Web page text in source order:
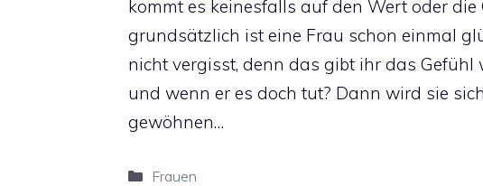
kommt es keinesfalls auf den Wert oder die
grundsätzlich ist eine Frau schon einmal
nicht vergisst, denn das gibt ihr das
und wenn er es doch tut? Dann wird sie
gewöhnen…
Kategorien
Frauen